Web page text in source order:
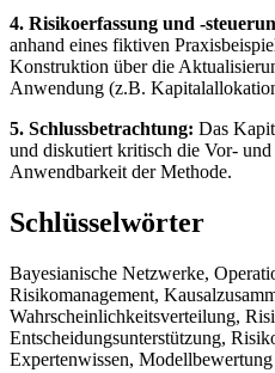
4. Risikoerfassung und -
anhand eines fiktiven
Konstruktion über die
Anwendung (z.B.
5. Schlussbetrachtung: Das
und diskutiert kritisch die Vor-
Anwendbarkeit der Methode.
Schlüsselwörter
Bayesianische Netzwerke,
Risikomanagement,
Wahrscheinlichkeitsverteilung,
Entscheidungsunterstützung,
Expertenwissen, Modellbewertung